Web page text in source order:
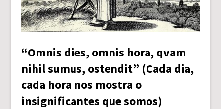
“Omnis dies, omnis hora, qvam
nihil sumus, ostendit” (Cada dia,
cada hora nos mostra o
insignificantes que somos)